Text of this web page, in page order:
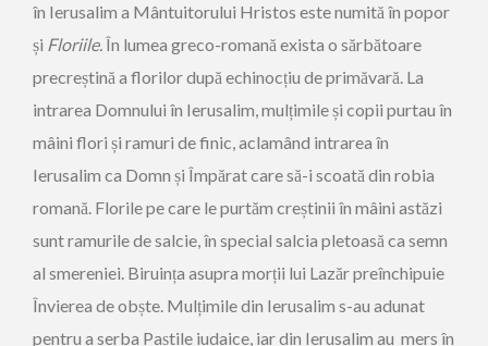
în Ierusalim a Mântuitorului Hristos este numită în popor
și Floriile.În lumea greco-romană exista o sărbătoare
precreștină a florilor după echinocțiu de primăvară. La
intrarea Domnului în Ierusalim, mulțimile și copii purtau în
mâini flori și ramuri de finic, aclamând intrarea în
Ierusalim ca Domn și Împărat care să-i scoată din robia
romană. Florile pe care le purtăm creștinii în mâini astăzi
sunt ramurile de salcie, în special salcia pletoasă ca semn
al smereniei. Biruința asupra morții lui Lazăr preînchipuie
Învierea de obște. Mulțimile din Ierusalim s-au adunat
pentru a serba Paștile iudaice, iar din Ierusalim au mers în